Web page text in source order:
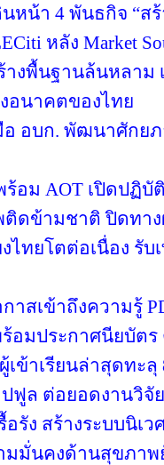
หน้า 4 พันธกิจ “สร้
หลัง Market
างพื้นฐานล้นหลา
อนาคตของไทย
อบก. พัฒนาศักย
ม AOT เปิดปฏิบัติ
ติดข้ามชาติ ปิดท
ไทยโตต่อเนื่อง รั
สเข้าถึงความรู้
ร้อมประกาศนียบั
ข้าเรียนล่าสุดทะ
ฟูล ต่อยอดงานวิ
อรัง สร้างระบบนิเ
มมั่นคงด้านสุขภาพ